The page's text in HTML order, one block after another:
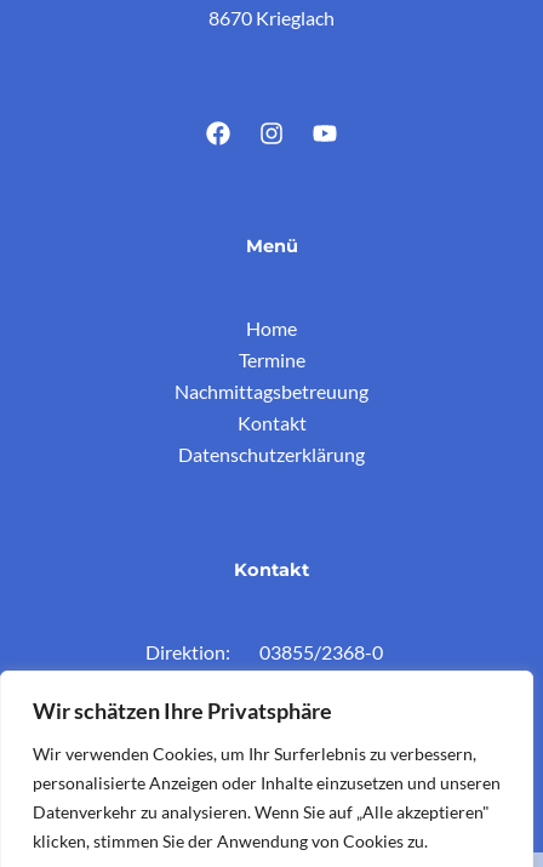
Wir schätzen Ihre Privatsphäre
Wir verwenden Cookies, um Ihr Surferlebnis zu verbessern,
personalisierte Anzeigen oder Inhalte einzusetzen und unseren
Datenverkehr zu analysieren. Wenn Sie auf „Alle akzeptieren"
klicken, stimmen Sie der Anwendung von Cookies zu.
8670 Krieglach
Menü
Home
Termine
Nachmittagsbetreuung
Kontakt
Datenschutzerklärung
Kontakt
Direktion: 03855/2368-0
Mail: vs.krieglach@twin.at